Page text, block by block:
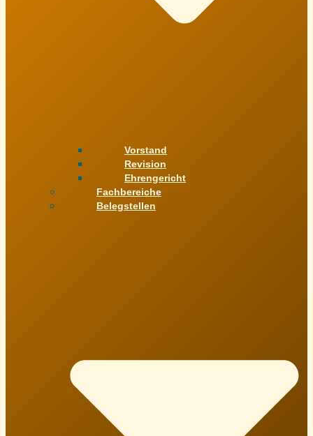
Vorstand
Revision
Ehrengericht
Fachbereiche
Belegstellen